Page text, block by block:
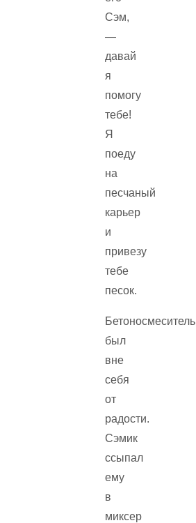
Сэм,
—
давай
я
помогу
тебе!
Я
поеду
на
песчаный
карьер
и
привезу
тебе
песок.
Бетоносмеситель
был
вне
себя
от
радости.
Сэмик
ссыпал
ему
в
миксер